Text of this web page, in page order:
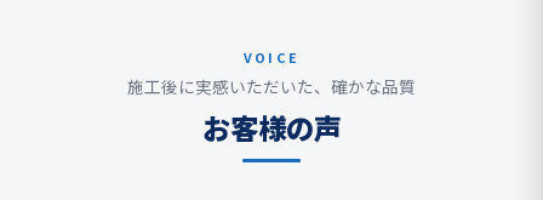
VOICE
施工後に実感いただいた、確かな品質
お客様の声